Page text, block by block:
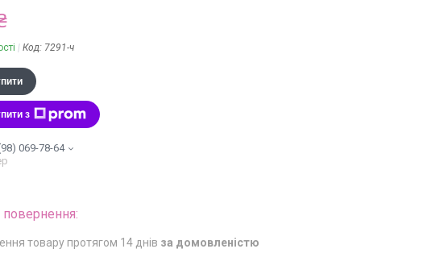
Код: 7291-ч
з
069-78-64
товару протягом 14 днів за домовленістю